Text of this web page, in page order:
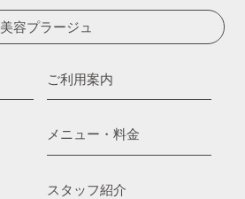
美容プラージュ
ご利用案内
メニュー・料金
スタッフ紹介